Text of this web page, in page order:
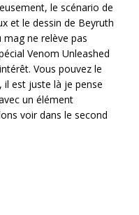
le scénario de
et le dessin de Beyruth
mag ne relève pas
Venom Unleashed
Vous pouvez le
est juste là je pense
un élément
voir dans le second